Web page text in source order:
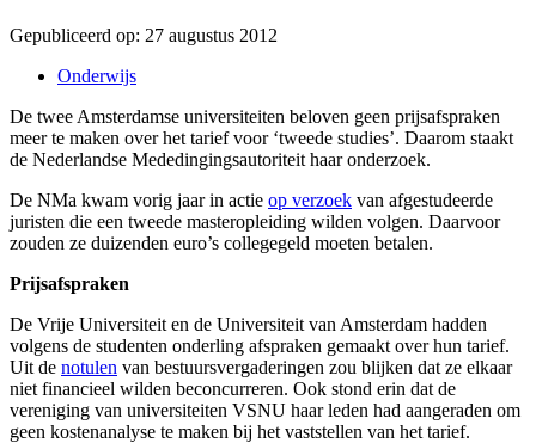
Gepubliceerd op: 27 augustus 2012
Onderwijs
De twee Amsterdamse universiteiten beloven geen prijsafspraken
meer te maken over het tarief voor ‘tweede studies’. Daarom staakt
de Nederlandse Mededingingsautoriteit haar onderzoek.
De NMa kwam vorig jaar in actie op verzoek van afgestudeerde
juristen die een tweede masteropleiding wilden volgen. Daarvoor
zouden ze duizenden euro’s collegegeld moeten betalen.
Prijsafspraken
De Vrije Universiteit en de Universiteit van Amsterdam hadden
volgens de studenten onderling afspraken gemaakt over hun tarief.
Uit de notulen van bestuursvergaderingen zou blijken dat ze elkaar
niet financieel wilden beconcurreren. Ook stond erin dat de
vereniging van universiteiten VSNU haar leden had aangeraden om
geen kostenanalyse te maken bij het vaststellen van het tarief.